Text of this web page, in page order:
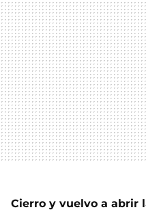
Cierro y vuelvo a abrir